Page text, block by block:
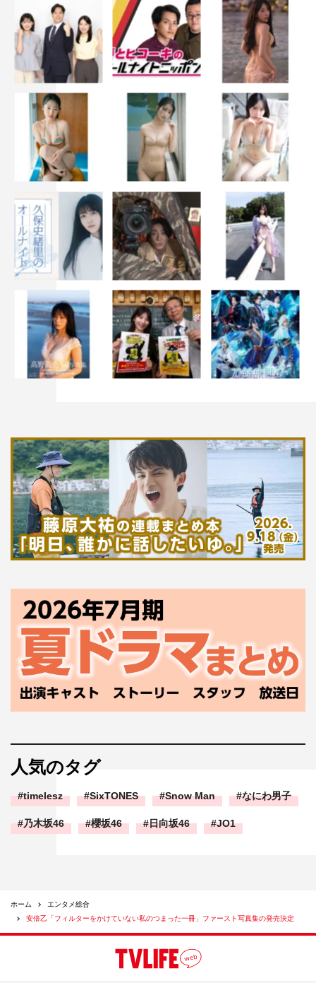
人気のタグ
timelesz SixTONES Snow Man なにわ男子
乃木坂46 櫻坂46 日向坂46 JO1
ホーム
エンタメ総合
安倍乙「フィルターをかけていない私のつまった一冊」ファースト写真集の発売決定